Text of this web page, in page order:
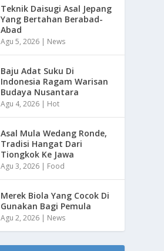
Teknik Daisugi Asal Jepang
Yang Bertahan Berabad-
Abad
Agu 5, 2026 | News
Baju Adat Suku Di
Indonesia Ragam Warisan
Budaya Nusantara
Agu 4, 2026 | Hot
Asal Mula Wedang Ronde,
Tradisi Hangat Dari
Tiongkok Ke Jawa
Agu 3, 2026 | Food
Merek Biola Yang Cocok Di
Gunakan Bagi Pemula
Agu 2, 2026 | News